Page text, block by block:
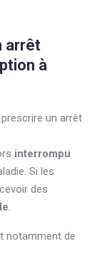
arrêt
à
un arrêt
interrompu
Si les
des
.
notamment de